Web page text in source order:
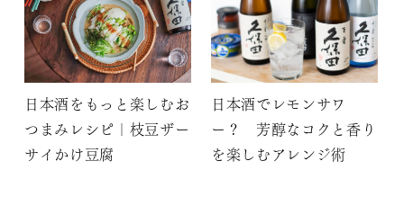
日本酒をもっと楽しむお
つまみレシピ｜枝豆ザー
サイかけ豆腐
日本酒でレモンサワ
ー？ 芳醇なコクと香り
を楽しむアレンジ術